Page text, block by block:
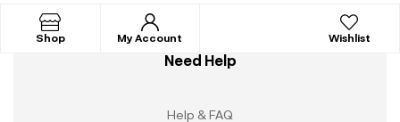
Shop My Account Wishlist
Need Help
Help & FAQ